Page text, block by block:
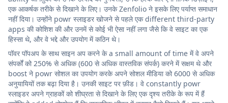
एक आकर्षक तरीके से दिखाने के लिए। उनके Zenfolio ने इसके लिए पर्याप्त समाधान
नहीं दिया। उन्होंने powr स्लाइडर खोजने से पहले एक different third-party
apps की कोशिश की और उनमें से कोई भी ऐसा नहीं लगा जैसे कि वे साइट का एक
हिस्सा थे, और वे भद्दे और उपयोग में कठिन थे।
पॉवर पॉपअप के साथ साइन अप करने के a small amount of time में वे अपने
संपर्कों को 250% से अधिक (600 से अधिक वास्तविक संपर्क) करने में सक्षम थे और
boost ने powr सोशल का उपयोग करके अपने सोशल मीडिया को 6000 से अधिक
अनुयायियों तक बढ़ा दिया है। उनकी साइट पर फ़ीड। वे constantly powr
स्लाइडर अपने ग्राहकों को शीघ्रता से दिखाने के लिए एक दृश्य तरीके के रूप में हैं